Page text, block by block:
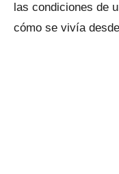
las condiciones de
cómo se vivía